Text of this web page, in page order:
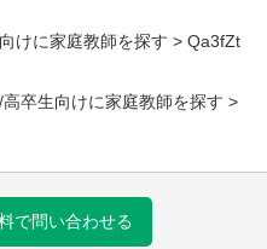
けに家庭教師を探す > Qa3fZt
卒生向けに家庭教師を探す >
で問い合わせる